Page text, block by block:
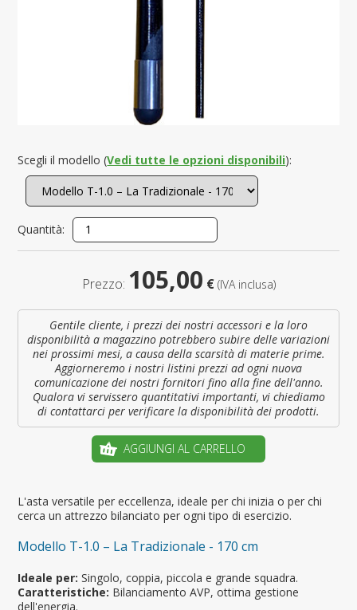
L'asta versatile per eccellenza, ideale per chi inizia o per chi
cerca un attrezzo bilanciato per ogni tipo di esercizio.
Modello T-1.0 – La Tradizionale - 170 cm
Ideale per: Singolo, coppia, piccola e grande squadra.
Caratteristiche: Bilanciamento AVP, ottima gestione
dell'energia.
Scegli il modello (Vedi tutte le opzioni disponibili):
Quantità:
Prezzo: 105,00 € (IVA inclusa)
Gentile cliente, i prezzi dei nostri accessori e la loro
disponibilità a magazzino potrebbero subire delle variazioni
nei prossimi mesi, a causa della scarsità di materie prime.
Aggiorneremo i nostri listini prezzi ad ogni nuova
comunicazione dei nostri fornitori fino alla fine dell'anno.
Qualora vi servissero quantitativi importanti, vi chiediamo
di contattarci per verificare la disponibilità dei prodotti.
AGGIUNGI AL CARRELLO